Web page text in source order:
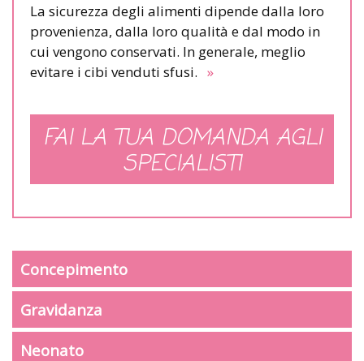
La sicurezza degli alimenti dipende dalla loro
provenienza, dalla loro qualità e dal modo in
cui vengono conservati. In generale, meglio
evitare i cibi venduti sfusi. »
FAI LA TUA DOMANDA AGLI
SPECIALISTI
Concepimento
Gravidanza
Neonato